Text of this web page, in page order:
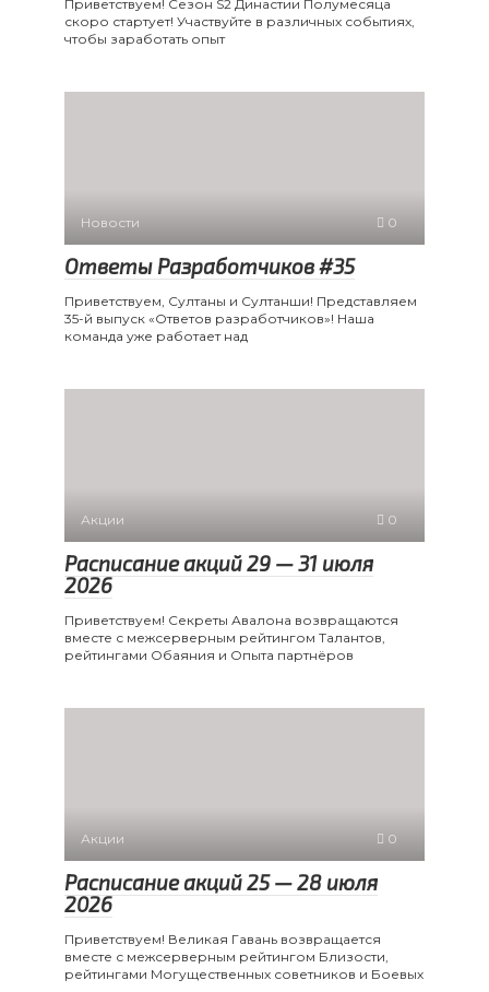
Приветствуем! Сезон S2 Династии Полумесяца
скоро стартует! Участвуйте в различных событиях,
чтобы заработать опыт
Новости 0
Ответы Разработчиков #35
Приветствуем, Султаны и Султанши! Представляем
35-й выпуск «Ответов разработчиков»! Наша
команда уже работает над
Акции 0
Расписание акций 29 — 31 июля
2026
Приветствуем! Секреты Авалона возвращаются
вместе с межсерверным рейтингом Талантов,
рейтингами Обаяния и Опыта партнёров
Акции 0
Расписание акций 25 — 28 июля
2026
Приветствуем! Великая Гавань возвращается
вместе с межсерверным рейтингом Близости,
рейтингами Могущественных советников и Боевых